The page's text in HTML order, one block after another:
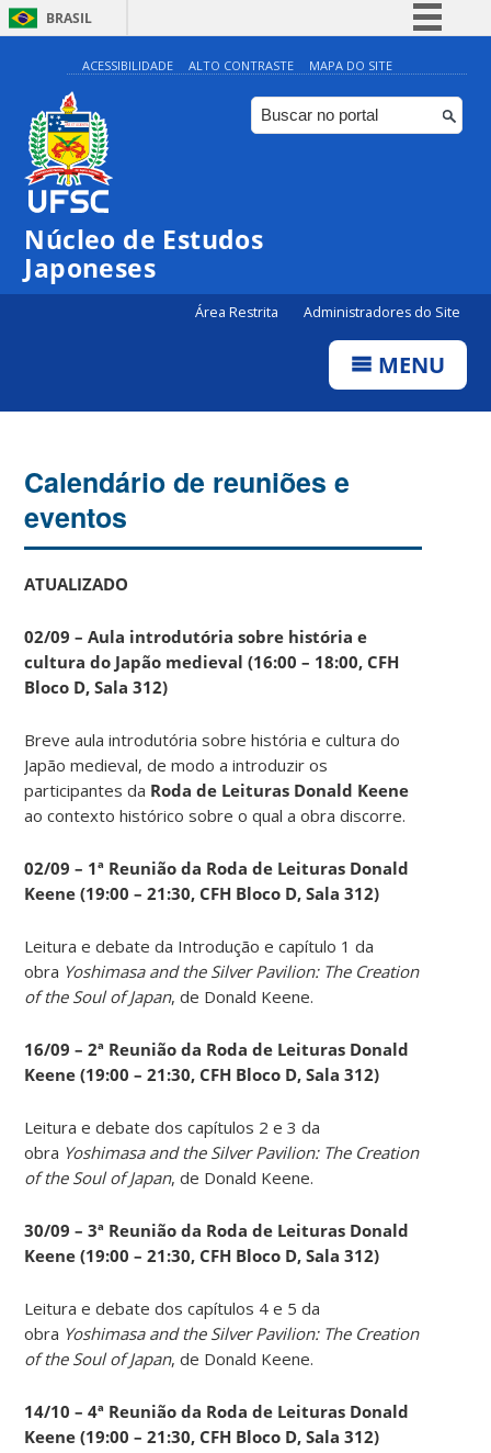
BRASIL
Simplifique!
Comunica BR
Participe
ACESSIBILIDADE ALTO CONTRASTE MAPA DO SITE
Núcleo de Estudos
Japoneses
Área Restrita Administradores do Site
MENU
Calendário de reuniões e
eventos
ATUALIZADO
02/09 – Aula introdutória sobre história e
cultura do Japão medieval (16:00 – 18:00, CFH
Bloco D, Sala 312)
Breve aula introdutória sobre história e cultura do
Japão medieval, de modo a introduzir os
participantes da Roda de Leituras Donald Keene
ao contexto histórico sobre o qual a obra discorre.
02/09 – 1ª Reunião da Roda de Leituras Donald
Keene (19:00 – 21:30, CFH Bloco D, Sala 312)
Leitura e debate da Introdução e capítulo 1 da
obra Yoshimasa and the Silver Pavilion: The Creation
of the Soul of Japan, de Donald Keene.
16/09 – 2ª Reunião da Roda de Leituras Donald
Keene (19:00 – 21:30, CFH Bloco D, Sala 312)
Leitura e debate dos capítulos 2 e 3 da
obra Yoshimasa and the Silver Pavilion: The Creation
of the Soul of Japan, de Donald Keene.
30/09 – 3ª Reunião da Roda de Leituras Donald
Keene (19:00 – 21:30, CFH Bloco D, Sala 312)
Leitura e debate dos capítulos 4 e 5 da
obra Yoshimasa and the Silver Pavilion: The Creation
of the Soul of Japan, de Donald Keene.
14/10 – 4ª Reunião da Roda de Leituras Donald
Keene (19:00 – 21:30, CFH Bloco D, Sala 312)